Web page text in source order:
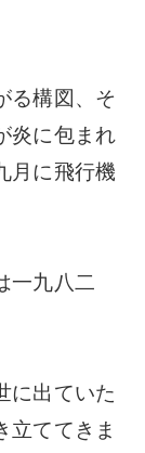
る構図、そ
炎に包まれ
月に飛行機
一九八二
に出ていた
立ててきま